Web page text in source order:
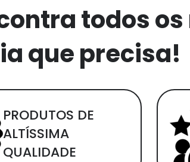
todos
que precisa!
PRODUTOS DE
ALTÍSSIMA
QUALIDADE